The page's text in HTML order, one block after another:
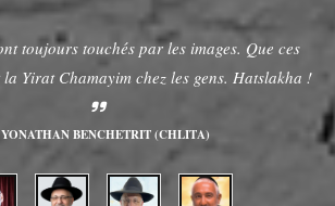
toujours touchés par les images. Que ces
Yirat Chamayim chez les gens. Hatslakha !
BENCHETRIT (CHLITA)